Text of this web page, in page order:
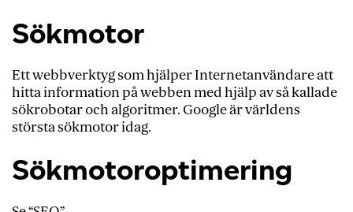
Sökmotor
Ett webbverktyg som hjälper Internetanvändare att
hitta information på webben med hjälp av så kallade
sökrobotar och algoritmer. Google är världens
största sökmotor idag.
Sökmotoroptimering